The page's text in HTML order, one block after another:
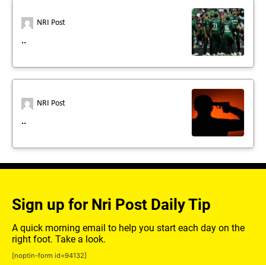
NRI Post
..
NRI Post
..
Sign up for Nri Post Daily Tip
A quick morning email to help you start each day on the
right foot. Take a look.
[noptin-form id=94132]